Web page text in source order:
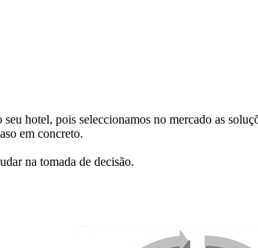
hotel, pois seleccionamos no mercado as
em concreto.
na tomada de decisão.